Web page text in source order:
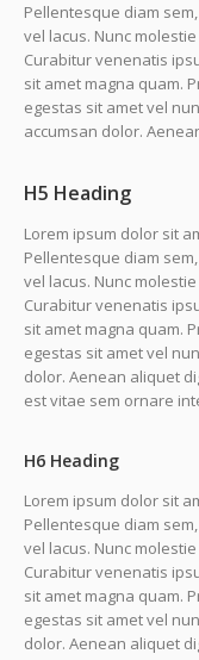
Pellentesque diam
vel lacus. Nunc
Curabitur venenatis
sit amet magna quam.
egestas sit amet vel
accumsan dolor.
H5 Heading
Lorem ipsum dolor sit
Pellentesque diam
vel lacus. Nunc
Curabitur venenatis
sit amet magna quam.
egestas sit amet vel
dolor. Aenean aliquet
est vitae sem ornare
H6 Heading
Lorem ipsum dolor sit
Pellentesque diam
vel lacus. Nunc
Curabitur venenatis
sit amet magna quam.
egestas sit amet vel
dolor. Aenean aliquet